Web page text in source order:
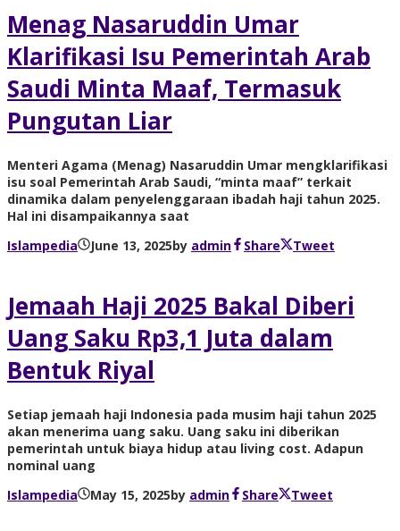
Menag Nasaruddin Umar
Klarifikasi Isu Pemerintah Arab
Saudi Minta Maaf, Termasuk
Pungutan Liar
Menteri Agama (Menag) Nasaruddin Umar mengklarifikasi
isu soal Pemerintah Arab Saudi, “minta maaf” terkait
dinamika dalam penyelenggaraan ibadah haji tahun 2025.
Hal ini disampaikannya saat
Islampedia
June 13, 2025by admin Share Tweet
Jemaah Haji 2025 Bakal Diberi
Uang Saku Rp3,1 Juta dalam
Bentuk Riyal
Setiap jemaah haji Indonesia pada musim haji tahun 2025
akan menerima uang saku. Uang saku ini diberikan
pemerintah untuk biaya hidup atau living cost. Adapun
nominal uang
Islampedia
May 15, 2025by admin Share Tweet